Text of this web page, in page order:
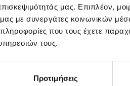
μας. Επιπλέον,
μας με συνεργάτες κοινωνικών
που τους έχετε
τους.
Προτιμήσεις